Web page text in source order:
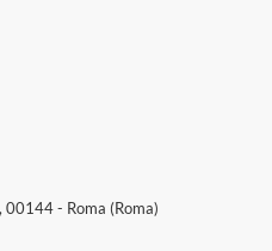
- Roma (Roma)